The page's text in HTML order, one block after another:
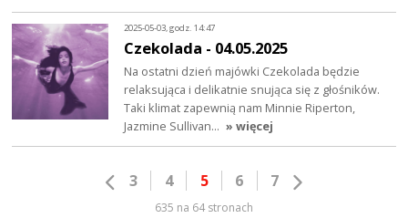
2025-05-03, godz. 14:47
Czekolada - 04.05.2025
Na ostatni dzień majówki Czekolada będzie
relaksująca i delikatnie snująca się z głośników.
Taki klimat zapewnią nam Minnie Riperton,
Jazmine Sullivan… » więcej
3 4 5 6 7
635 na 64 stronach